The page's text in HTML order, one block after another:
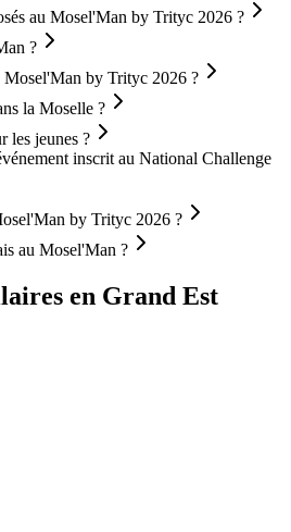
au Mosel'Man by Trityc 2026 ?
?
Mosel'Man by Trityc 2026 ?
la Moselle ?
les jeunes ?
inscrit au National Challenge
by Trityc 2026 ?
au Mosel'Man ?
en Grand Est